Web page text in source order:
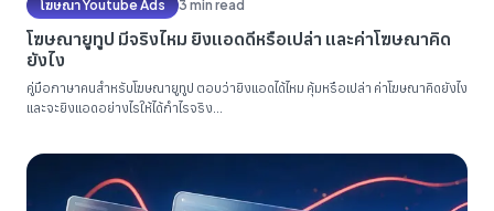
โฆษณา Youtube Ads 3 min read
โฆษณายูทูป มีจริงไหม ยิงแอดดีหรือเปล่า และค่าโฆษณาคิด
ยังไง
คู่มือภาษาคนสำหรับโฆษณายูทูป ตอบว่ายิงแอดได้ไหม คุ้มหรือเปล่า ค่าโฆษณาคิดยังไง
และจะยิงแอดอย่างไรให้ได้กำไรจริง...